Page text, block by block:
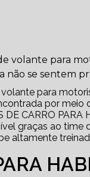
volante para
se sentem
para
por
CARRO PARA
graças ao
altamente